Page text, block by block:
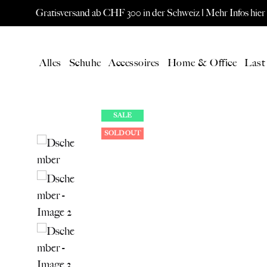
Gratisversand ab CHF 300 in der Schweiz | Mehr Infos hier
Alles
AKTUELL
Alle Produkte
Neuheiten
Gutschein
Schuhe Accessoires Home & Office Last
SALE
SOLD OUT